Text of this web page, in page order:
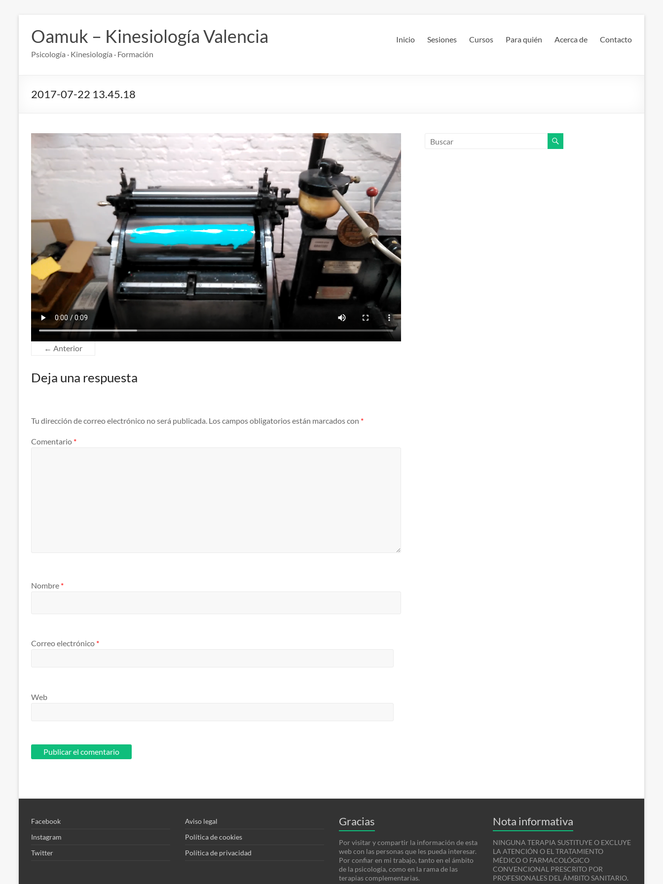
contenido
Oamuk – Kinesiología Valencia
Psicología · Kinesiología · Formación
Inicio Sesiones Cursos Para quién Acerca de Contacto
2017-07-22 13.45.18
← Anterior
Deja una respuesta
Tu dirección de correo electrónico no será publicada. Los campos obligatorios están marcados con *
Comentario *
Nombre *
Correo electrónico *
Web
Facebook
Instagram
Twitter
Aviso legal
Política de cookies
Política de privacidad
Gracias
Por visitar y compartir la información de esta
web con las personas que les pueda interesar.
Por confiar en mi trabajo, tanto en el ámbito
de la psicología, como en la rama de las
terapias complementarias.
Nota informativa
NINGUNA TERAPIA SUSTITUYE O EXCLUYE
LA ATENCIÓN O EL TRATAMIENTO
MÉDICO O FARMACOLÓGICO
CONVENCIONAL PRESCRITO POR
PROFESIONALES DEL ÁMBITO SANITARIO.